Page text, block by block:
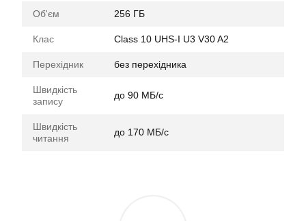
Об'єм 256 ГБ
Клас Class 10 UHS-I U3 V30 A2
Перехідник без перехідника
Швидкість
запису
до 90 МБ/с
Швидкість
читання
до 170 МБ/с